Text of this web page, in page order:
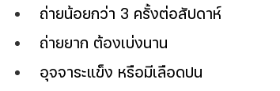
ถ่ายน้อยกว่า 3 ครั้งต่อสัปดาห์
ถ่ายยาก ต้องเบ่งนาน
อุจจาระแข็ง หรือมีเลือดปน